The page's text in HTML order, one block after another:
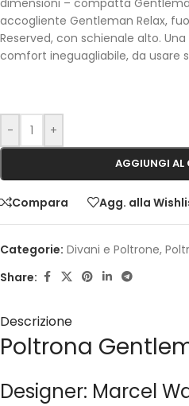
dimensioni – compatta
accogliente Gentleman Relax,
Reserved, con schienale alto.
comfort ineguagliabile, da usare
- +
AGGIUNGI AL
Compara Agg. alla
Categorie: Divani e Poltrone,
Share:
Descrizione
Poltrona
Designer: Marcel